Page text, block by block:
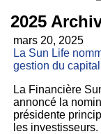
2025
mars 20, 2025
La Sun Life
gestion du
La Financière
annoncé la
présidente
les investisseurs.